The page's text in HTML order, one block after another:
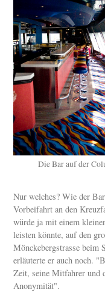
Die Bar auf der
Nur welches? Wie der
Vorbeifahrt an den
würde ja mit einem
leisten könnte, auf den
Mönckebergstrasse beim
erläuterte er auch noch.
Zeit, seine Mitfahrer und
Anonymität".